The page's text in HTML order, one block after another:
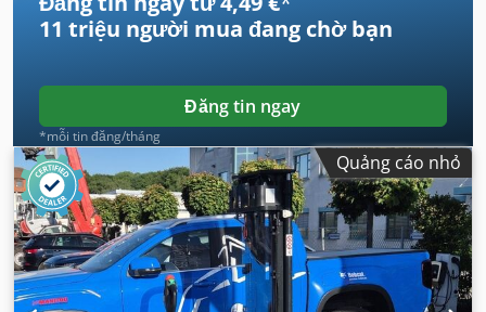
11 triệu người mua đang chờ bạn
Đăng tin ngay
*mỗi tin đăng/tháng
Quảng cáo nhỏ